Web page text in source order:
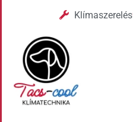
Klímaszerelés